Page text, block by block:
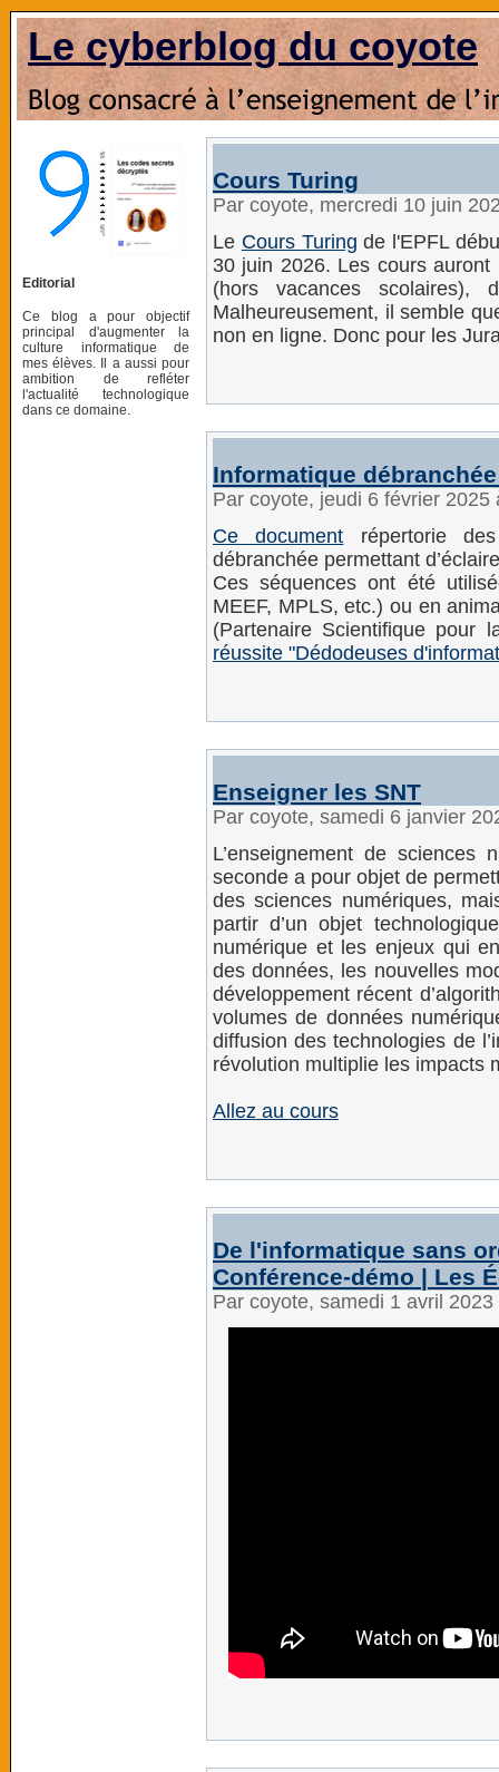
Le cyberblog du coyote
Editorial
Ce blog a pour objectif
principal d'augmenter la
culture informatique de
mes élèves. Il a aussi pour
ambition de refléter
l'actualité technologique
dans ce domaine.
Cours Turing
Par coyote, mercredi 10 juin
Le Cours Turing de l'EPFL
30 juin 2026. Les cours
(hors vacances
Malheureusement, il semble
non en ligne. Donc pour les
Informatique
Par coyote, jeudi 6 février
Ce document répertorie des
débranchée permettant
Ces séquences ont été
MEEF, MPLS, etc.) ou en
(Partenaire Scientifique
réussite "Dédodeuses
Enseigner les SNT
Par coyote, samedi 6 janvier
L’enseignement de sciences
seconde a pour objet de
des sciences numériques,
partir d’un objet
numérique et les enjeux qui
des données, les nouvelles
développement récent
volumes de données
diffusion des technologies de
révolution multiplie les impacts
Allez au cours
De l'informatique sans
Conférence-démo | Les
Par coyote, samedi 1 avril